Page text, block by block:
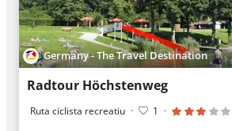
Germany - The Travel Destination
Radtour Höchstenweg
Ruta ciclista recreatiu · 1 ·